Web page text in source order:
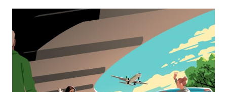
தேர்ந்தெடுக்கவும்.
மூட
எஸ்கேப்
பொத்தான்
அழுத்தவும்.